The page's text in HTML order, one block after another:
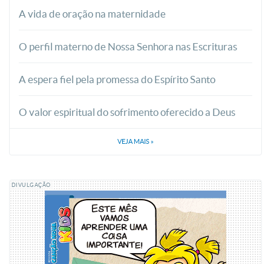
A vida de oração na maternidade
O perfil materno de Nossa Senhora nas Escrituras
A espera fiel pela promessa do Espírito Santo
O valor espiritual do sofrimento oferecido a Deus
VEJA MAIS »
DIVULGAÇÃO